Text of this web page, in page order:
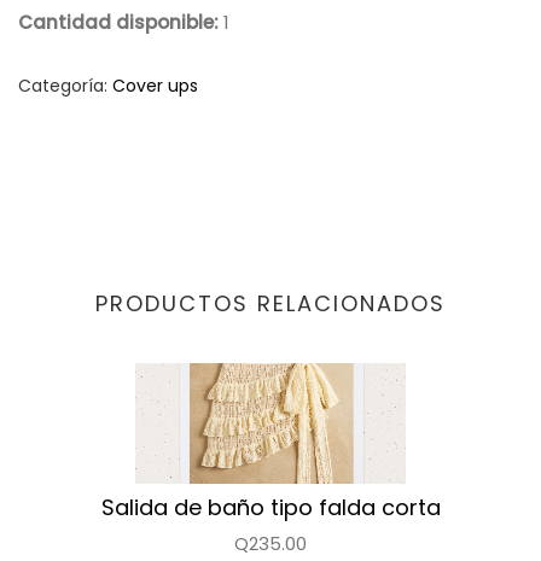
Cantidad disponible:1
Categoría: Cover ups
PRODUCTOS RELACIONADOS
Salida de baño tipo falda corta
Q235.00